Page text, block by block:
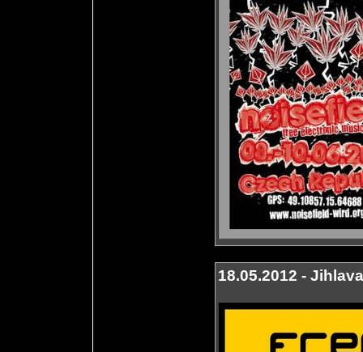
18.05.2012 - Jihlava